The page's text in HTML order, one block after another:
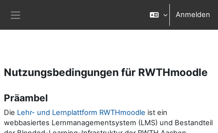
Anmelden
Nutzungsbedingungen für RWTHmoodle
Präambel
Die Lehr- und Lernplattform RWTHmoodle ist ein
webbasiertes Lernmanagementsystem (LMS) und Bestandteil